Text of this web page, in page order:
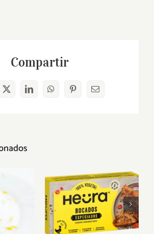
Compartir
X LinkedInWhatsAppPinterestCorreo
Heura:
Revolucionando
la industria